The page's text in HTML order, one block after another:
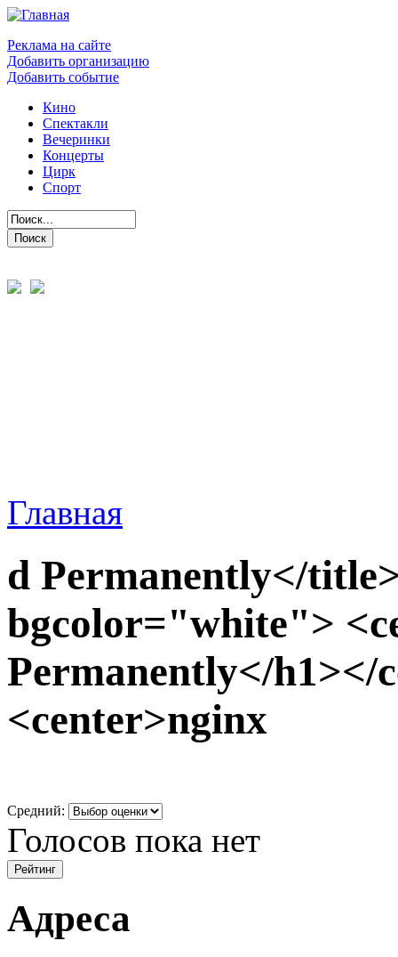
Реклама на сайте
Добавить организацию
Добавить событие
Кино
Спектакли
Вечеринки
Концерты
Цирк
Спорт
Главная
d Permanently</
bgcolor="white">
Permanently</h1></
<center>nginx
Средний:
Голосов пока нет
Адреса